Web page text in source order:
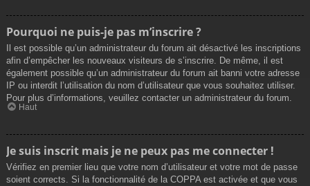
Pourquoi ne puis-je pas m’inscrire ?
Il est possible qu’un administrateur du forum ait désactivé les inscriptions
afin d’empêcher les nouveaux visiteurs de s’inscrire. De même, il est
également possible qu’un administrateur du forum ait banni votre adresse
IP ou interdit l’utilisation du nom d’utilisateur que vous souhaitez utiliser.
Pour plus d’informations, veuillez contacter un administrateur du forum.
Haut
Je suis inscrit mais je ne peux pas me connecter !
Vérifiez en premier lieu que votre nom d’utilisateur et votre mot de passe
soient corrects. Si la fonctionnalité de la COPPA est activée et que vous